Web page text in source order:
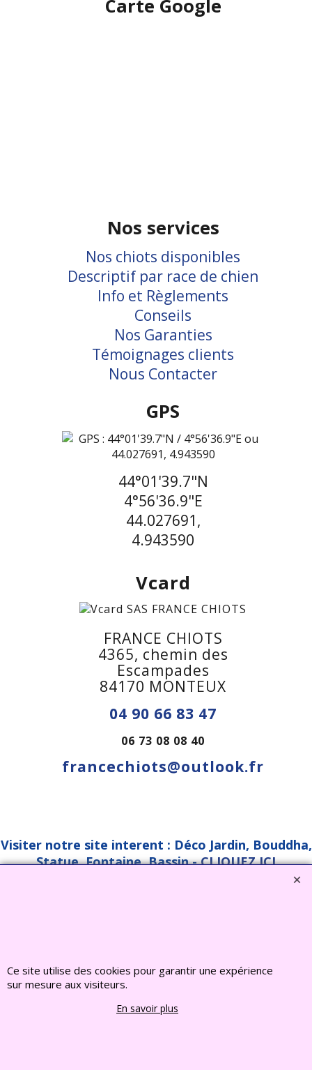
Carte Google
Nos services
Nos chiots disponibles
Descriptif par race de chien
Info et Règlements
Conseils
Nos Garanties
Témoignages clients
Nous Contacter
GPS
44°01'39.7"N
4°56'36.9"E
44.027691,
4.943590
Vcard
FRANCE CHIOTS
4365, chemin des
Escampades
84170 MONTEUX
04 90 66 83 47
06 73 08 08 40
francechiots@outlook.fr
Visiter notre site interent : Déco Jardin, Bouddha,
Statue, Fontaine, Bassin -CLIQUEZ ICI
Ce site utilise des cookies pour garantir une expérience
sur mesure aux visiteurs.
En savoir plus